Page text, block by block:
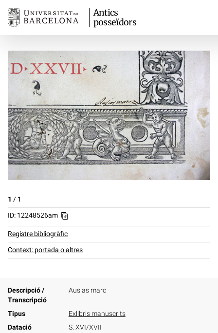
Antics
posseïdors
1 / 1
ID: 12248526am
Registre bibliogràfic
Context: portada o altres
Descripció /
Transcripció
Ausias marc
Tipus
Exlibris manuscrits
Datació
S. XVI/XVII